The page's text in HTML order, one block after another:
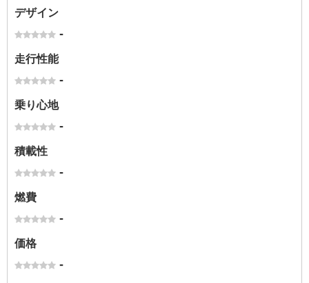
デザイン
-
走行性能
-
乗り心地
-
積載性
-
燃費
-
価格
-